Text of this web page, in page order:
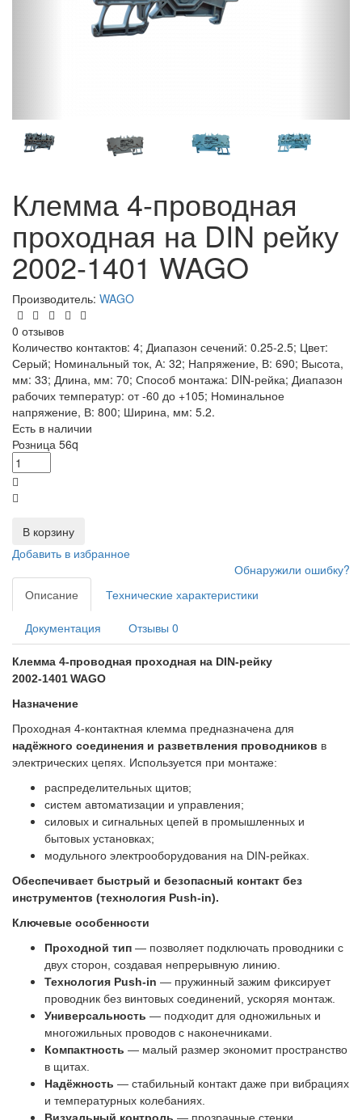
Клемма 4-проводная
проходная на DIN рейку
2002-1401 WAGO
Производитель: WAGO
0 отзывов
Количество контактов: 4; Диапазон сечений: 0.25-2.5; Цвет:
Серый; Номинальный ток, А: 32; Напряжение, В: 690; Высота,
мм: 33; Длина, мм: 70; Способ монтажа: DIN-рейка; Диапазон
рабочих температур: от -60 до +105; Номинальное
напряжение, В: 800; Ширина, мм: 5.2.
Есть в наличии
Розница 56q
В корзину
Добавить в избранное
Обнаружили ошибку?
Описание
Технические характеристики
Документация Отзывы 0
Клемма 4‑проводная проходная на DIN‑рейку
2002‑1401 WAGO
Назначение
Проходная 4‑контактная клемма предназначена для
надёжного соединения и разветвления проводников в
электрических цепях. Используется при монтаже:
распределительных щитов;
систем автоматизации и управления;
силовых и сигнальных цепей в промышленных и
бытовых установках;
модульного электрооборудования на DIN‑рейках.
Обеспечивает быстрый и безопасный контакт без
инструментов (технология Push‑in).
Ключевые особенности
Проходной тип — позволяет подключать проводники с
двух сторон, создавая непрерывную линию.
Технология Push‑in — пружинный зажим фиксирует
проводник без винтовых соединений, ускоряя монтаж.
Универсальность — подходит для одножильных и
многожильных проводов с наконечниками.
Компактность — малый размер экономит пространство
в щитах.
Надёжность — стабильный контакт даже при вибрациях
и температурных колебаниях.